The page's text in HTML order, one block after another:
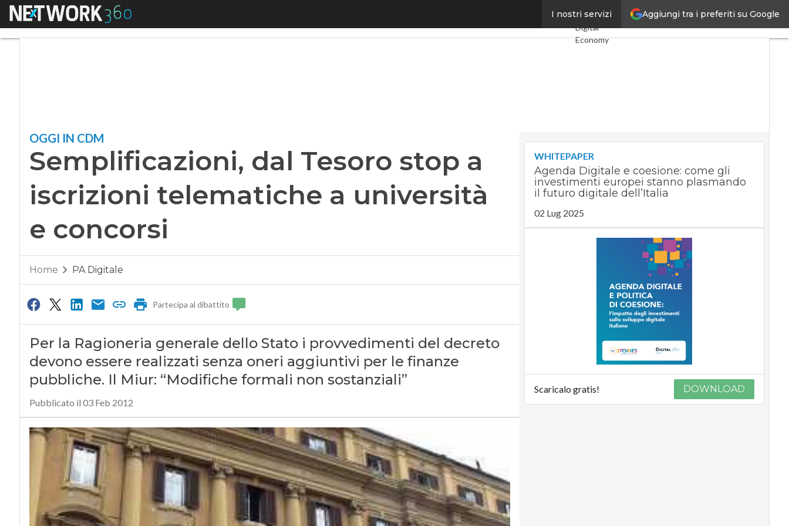
Aggiungi tra i preferiti su Google
I nostri servizi
Menu Semplificazioni, dal Tesoro stop a iscrizioni telematiche a università e concorsiUltimi articoli
Digital
Economy
Le Guide di
CorCom
Podcast
Privacy
OGGI IN CDM
Semplificazioni, dal Tesoro stop a
iscrizioni telematiche a università
e concorsi
Home PA Digitale
Partecipa al dibattito
Per la Ragioneria generale dello Stato i provvedimenti del decreto
devono essere realizzati senza oneri aggiuntivi per le finanze
pubbliche. Il Miur: “Modifiche formali non sostanziali”
Pubblicato il 03 Feb 2012
WHITEPAPER
Agenda Digitale e coesione: come gli
investimenti europei stanno plasmando
il futuro digitale dell’Italia
02 Lug 2025
Scaricalo gratis! DOWNLOAD